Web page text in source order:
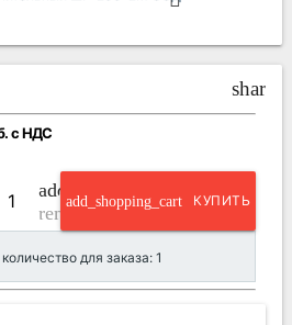
share
с НДС
add_circle_outline
remove_circle_outline
add_shopping_cart КУПИТЬ
для заказа: 1